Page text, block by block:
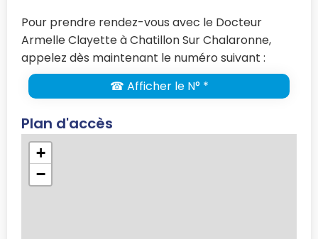
Pour prendre rendez-vous avec le Docteur
Armelle Clayette à Chatillon Sur Chalaronne,
appelez dès maintenant le numéro suivant :
☎ Afficher le N° *
Plan d'accès
+
−